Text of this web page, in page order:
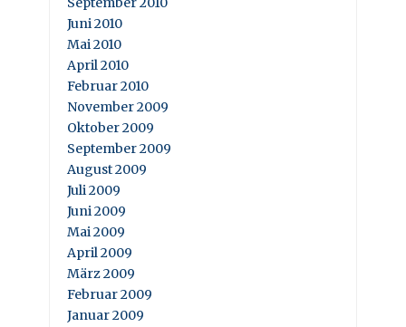
Juni 2010
Mai 2010
April 2010
Februar 2010
November 2009
Oktober 2009
September 2009
August 2009
Juli 2009
Juni 2009
Mai 2009
April 2009
März 2009
Februar 2009
Januar 2009